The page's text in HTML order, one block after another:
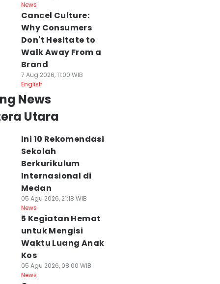
News
Cancel Culture:
Why Consumers
Don't Hesitate to
Walk Away From a
Brand
7 Aug 2026, 11:00 WIB
English
News
Utara
Ini 10 Rekomendasi
Sekolah
Berkurikulum
Internasional di
Medan
05 Agu 2026, 21:18 WIB
News
5 Kegiatan Hemat
untuk Mengisi
Waktu Luang Anak
Kos
05 Agu 2026, 08:00 WIB
News